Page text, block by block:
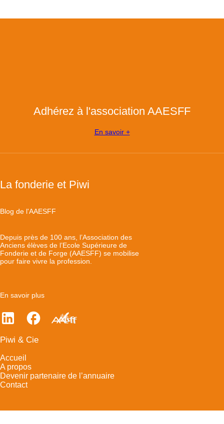
Adhérez à l'association AAESFF
En savoir +
La fonderie et Piwi
Blog de l'AAESFF
Depuis près de 100 ans, l’Association des
Anciens élèves de l’Ecole Supérieure de
Fonderie et de Forge (AAESFF) se mobilise
pour faire vivre la profession.
En savoir plus
Piwi & Cie
Accueil
A propos
Devenir partenaire de l’annuaire
Contact